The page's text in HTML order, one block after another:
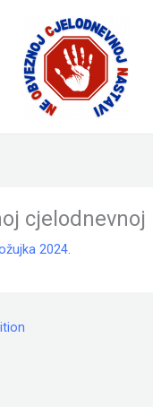
cjelodnevnoj
2024.